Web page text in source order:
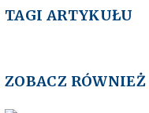
TAGI ARTYKUŁU
ZOBACZ RÓWNIEŻ